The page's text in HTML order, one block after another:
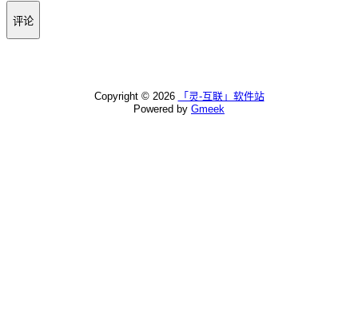
评论
Copyright © 2026
「灵-互联」软件站
Powered by Gmeek